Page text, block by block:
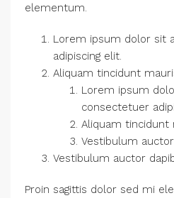
elementum.
Lorem ipsum dolor sit
adipiscing elit.
Aliquam tincidunt
Lorem ipsum
consectetuer
Aliquam tincidunt
Vestibulum
Vestibulum auctor
Proin sagittis dolor sed mi